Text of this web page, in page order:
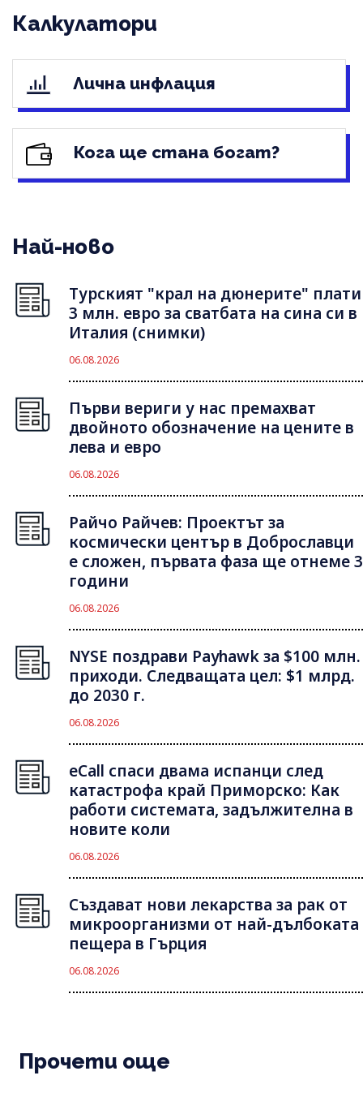
Калкулатори
Лична инфлация
Кога ще стана богат?
Най-ново
Турският "крал на дюнерите" плати
3 млн. евро за сватбата на сина си в
Италия (снимки)
06.08.2026
Първи вериги у нас премахват
двойното обозначение на цените в
лева и евро
06.08.2026
Райчо Райчев: Проектът за
космически център в Доброславци
е сложен, първата фаза ще отнеме 3
години
06.08.2026
NYSE поздрави Payhawk за $100 млн.
приходи. Следващата цел: $1 млрд.
до 2030 г.
06.08.2026
eCall спаси двама испанци след
катастрофа край Приморско: Как
работи системата, задължителна в
новите коли
06.08.2026
Създават нови лекарства за рак от
микроорганизми от най-дълбоката
пещера в Гърция
06.08.2026
Прочети още